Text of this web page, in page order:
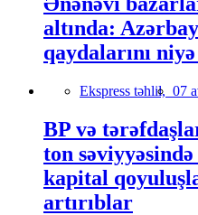
altında:
qaydalarını
Ekspress təhlil, 07
BP və
ton
kapital
artırıblar